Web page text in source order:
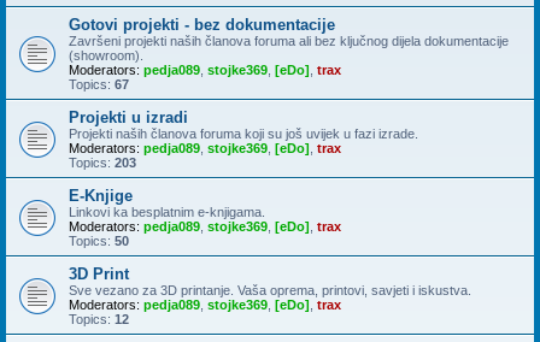
Gotovi projekti - bez dokumentacije
Završeni projekti naših članova foruma ali bez ključnog dijela dokumentacije
(showroom).
Moderators: pedja089 stojke369 [eDo] trax
Topics: 67
Projekti u izradi
Projekti naših članova foruma koji su još uvijek u fazi izrade.
Moderators: pedja089 stojke369 [eDo] trax
Topics: 203
E-Knjige
Linkovi ka besplatnim e-knjigama.
Moderators: pedja089 stojke369 [eDo] trax
Topics: 50
3D Print
Sve vezano za 3D printanje. Vaša oprema, printovi, savjeti i iskustva.
Moderators: pedja089 stojke369 [eDo] trax
Topics: 12